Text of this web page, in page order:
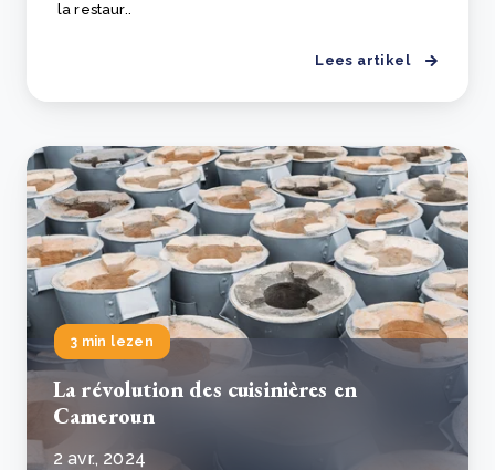
la restaur..
Lees artikel
3 min lezen
La révolution des cuisinières en
Cameroun
2 avr., 2024